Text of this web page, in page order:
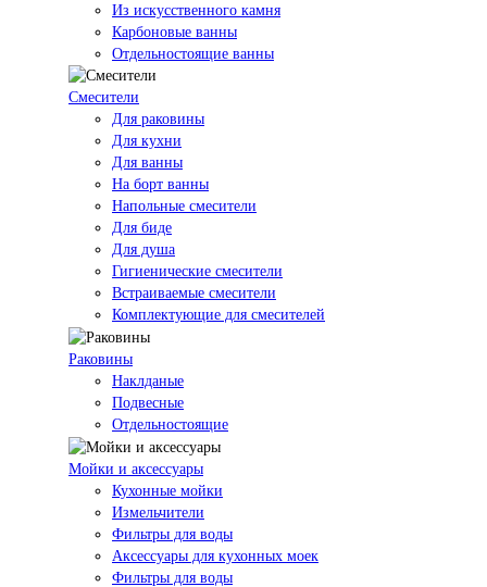
Из искусственного камня
Карбоновые ванны
Отдельностоящие ванны
Смесители
Для раковины
Для кухни
Для ванны
На борт ванны
Напольные смесители
Для биде
Для душа
Гигиенические смесители
Встраиваемые смесители
Комплектующие для смесителей
Раковины
Наклданые
Подвесные
Отдельностоящие
Мойки и аксессуары
Кухонные мойки
Измельчители
Фильтры для воды
Аксессуары для кухонных моек
Фильтры для воды